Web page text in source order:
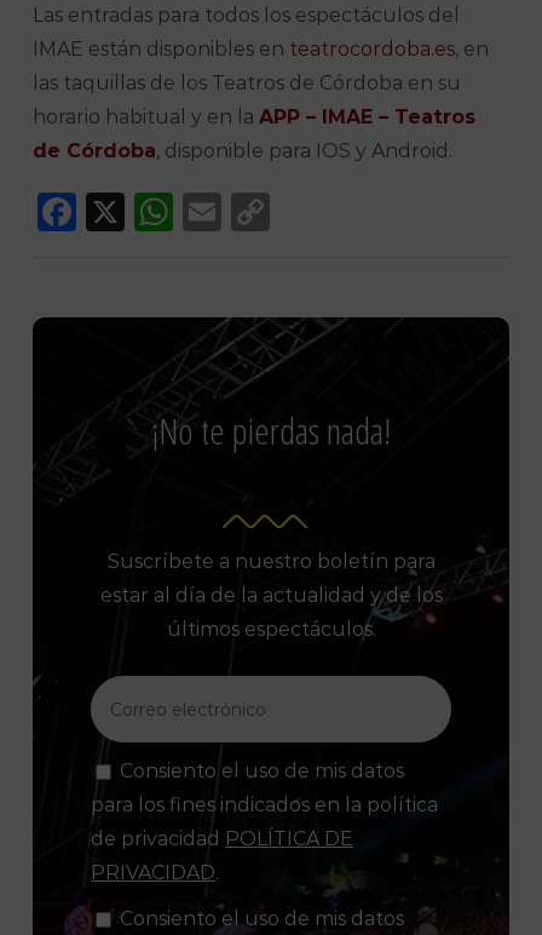
Las entradas para todos los espectáculos del
IMAE están disponibles en teatrocordoba.es, en
las taquillas de los Teatros de Córdoba en su
horario habitual y en laAPP – IMAE – Teatros
de Córdoba, disponible para IOS y Android.
Facebook
X WhatsApp
Email
¡No te pierdas nada!
Suscríbete a nuestro boletín para
estar al día de la actualidad y de los
últimos espectáculos.
Consiento el uso de mis datos
para los fines indicados en la política
de privacidad POLÍTICA DE
PRIVACIDAD.
Consiento el uso de mis datos